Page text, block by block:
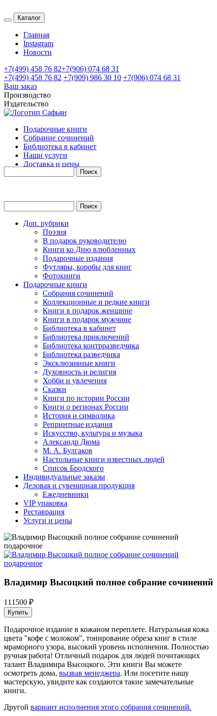
Каталог
Главная
Instagram
Новости
+7(499) 458 76 82+7(906) 074 68 31
+7(499) 458 76 82 +7(909) 986 30 10 +7(906) 074 68 31
Ваш заказ
Производство
Издательство
Подарочные книги
Собрание сочинений
Библиотека в кабинет
Наши услуги
Доставка и цены
Поиск
Доп. рубрики
Поэзия
В подарок руководителю
Книги ко Дню влюбленных
Подарочные издания
Футляры, коробы для книг
Фотокниги
Подарочные книги
Собрания сочинений
Коллекционные и редкие книги
Книги в подарок женщине
Книги в подарок мужчине
Библиотека в кабинет
Библиотека приключений
Библиотека контрразведчика
Библиотека разведчика
Эксклюзивные книги
Духовность и религия
Хобби и увлечения
Сказки
Книги по истории России
Книги о регионах России
История и символика
Репринтные издания
Искусство, культура и музыка
Александр Дюма
М. А. Булгаков
Настольные книги известных людей
Список Бродского
Индивидуальные заказы
Деловая и сувенирная продукция
Ежедневники
VIP упаковка
Реставрация
Услуги и цены
Владимир Высоцкий полное собрание сочинений
111500 ₽
Купить
Подарочное издание в кожаном переплете. Натуральная кожа
цвета "кофе с молоком", тонирование обреза книг в стиле
мраморного узора, высокий уровень исполнения. Полностью
ручная работа! Отличный подарок для людей почитающих
талант Владимира Высоцкого. Эти книги Вы можете
осмотреть дома, вызвав менеджера. Или посетите нашу
мастерскую, увидите как создаются такие замечательные
книги.
Другой вариант исполнения этого собрания сочинений.